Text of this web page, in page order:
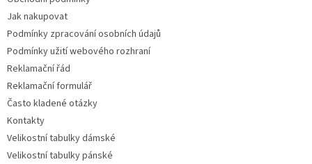
Jak nakupovat
Podmínky zpracování osobních údajů
Podmínky užití webového rozhraní
Reklamační řád
Reklamační formulář
Často kladené otázky
Kontakty
Velikostní tabulky dámské
Velikostní tabulky pánské